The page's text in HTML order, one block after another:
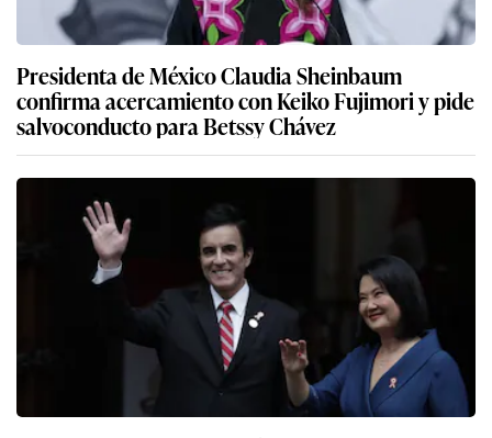
Presidenta de México Claudia Sheinbaum
confirma acercamiento con Keiko Fujimori y pide
salvoconducto para Betssy Chávez